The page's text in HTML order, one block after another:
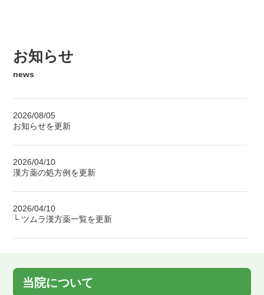
お知らせ
news
2026/08/05
お知らせを更新
2026/04/10
漢方薬の処方例を更新
2026/04/10
└ ツムラ漢方薬一覧を更新
当院について